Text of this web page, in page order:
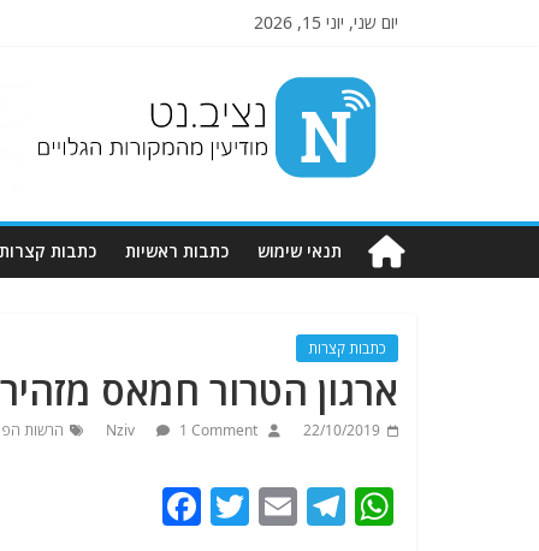
יום שני, יוני 15, 2026
Nziv.net
מודיעין
מהמקורות
תנאי שימוש כתבות ראשיות כתבות קצרות
כתבות קצרות
ארגון הטרור חמאס
22/10/2019
Nziv 1 Comment הרשות
W
T
E
T